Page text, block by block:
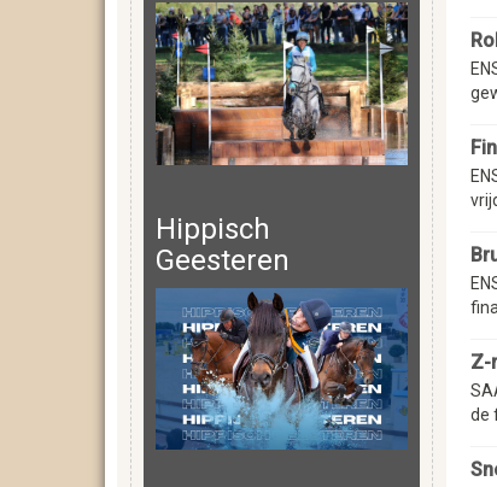
Hippisch
Geesteren
Z-
de